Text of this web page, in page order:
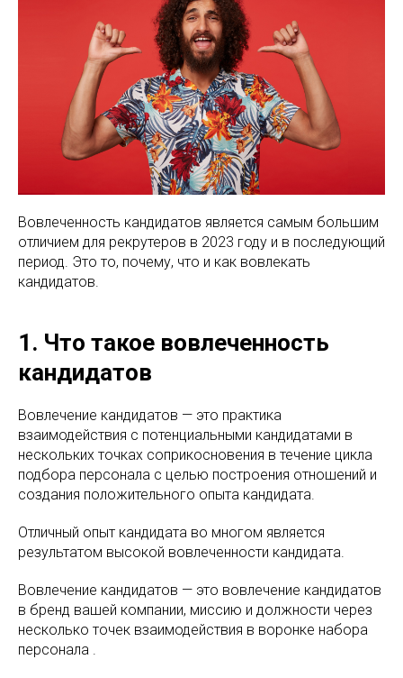
Вовлеченность кандидатов является самым большим
отличием для рекрутеров в 2023 году и в последующий
период. Это то, почему, что и как вовлекать
кандидатов.
1. Что такое вовлеченность
кандидатов
Вовлечение кандидатов — это практика
взаимодействия с потенциальными кандидатами в
нескольких точках соприкосновения в течение цикла
подбора персонала с целью построения отношений и
создания положительного опыта кандидата.
Отличный опыт кандидата во многом является
результатом высокой вовлеченности кандидата.
Вовлечение кандидатов — это вовлечение кандидатов
в бренд вашей компании, миссию и должности через
несколько точек взаимодействия в воронке набора
персонала .